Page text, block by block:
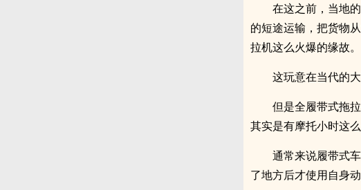
在这之前，当地
的短途运输，把货物
拉机这么火爆的缘故。
这玩意在当代的
但是全履带式拖
其实是有摩托小时这
通常来说履带式
了地方后才使用自身动